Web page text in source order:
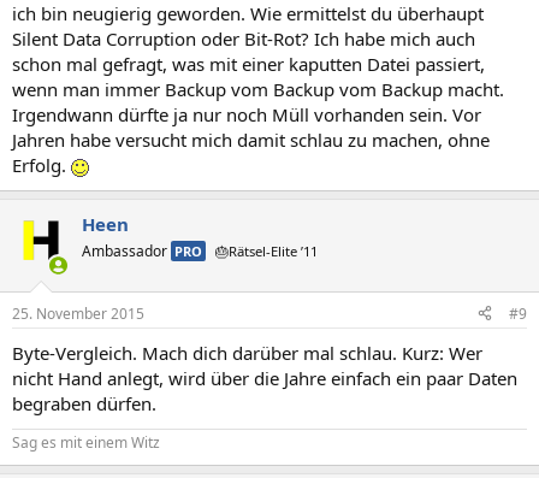
ich bin neugierig geworden. Wie ermittelst du überhaupt
Silent Data Corruption oder Bit-Rot? Ich habe mich auch
schon mal gefragt, was mit einer kaputten Datei passiert,
wenn man immer Backup vom Backup vom Backup macht.
Irgendwann dürfte ja nur noch Müll vorhanden sein. Vor
Jahren habe versucht mich damit schlau zu machen, ohne
Erfolg.
Heen
Ambassador PRO 🎂Rätsel-Elite ’11
25. November 2015 #9
Byte-Vergleich. Mach dich darüber mal schlau. Kurz: Wer
nicht Hand anlegt, wird über die Jahre einfach ein paar Daten
begraben dürfen.
Sag es mit einem Witz